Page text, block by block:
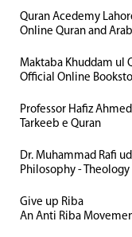
Quran Acedemy
Online Quran and
Maktaba Khuddam ul
Official Online
Professor Hafiz Ahmed
Tarkeeb e Quran
Dr. Muhammad Rafi
Philosophy -
Give up Riba
An Anti Riba